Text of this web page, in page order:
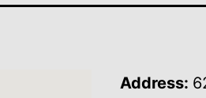
Address: